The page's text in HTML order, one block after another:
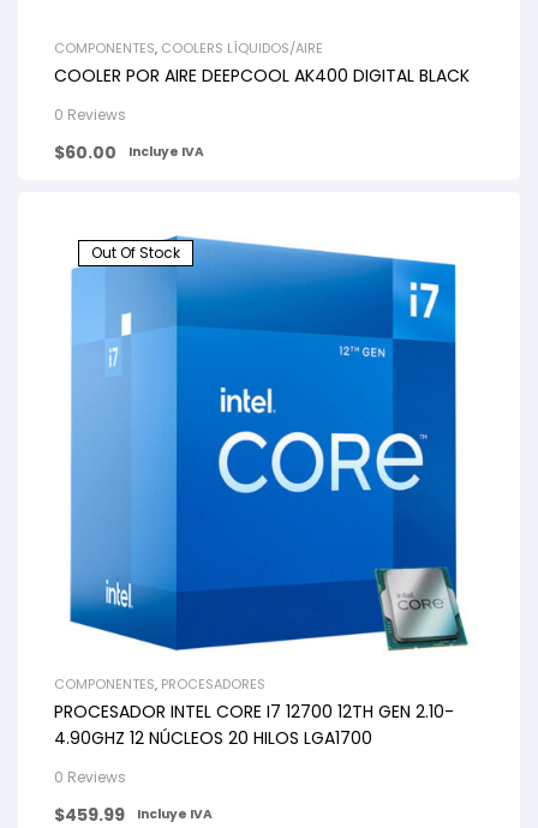
COMPONENTES, COOLERS LÍQUIDOS/AIRE
COOLER POR AIRE DEEPCOOL AK400 DIGITAL BLACK
0 Reviews
$60.00 Incluye IVA
Out Of Stock
COMPONENTES, PROCESADORES
PROCESADOR INTEL CORE I7 12700 12TH GEN 2.10-
4.90GHZ 12 NÚCLEOS 20 HILOS LGA1700
0 Reviews
$459.99 Incluye IVA